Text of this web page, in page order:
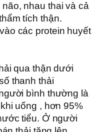
nhau thai và cả
tích thận.
các protein huyết
qua thận dưới
thanh thải
bình thường là
uống , hơn 95%
tiểu. Ở người